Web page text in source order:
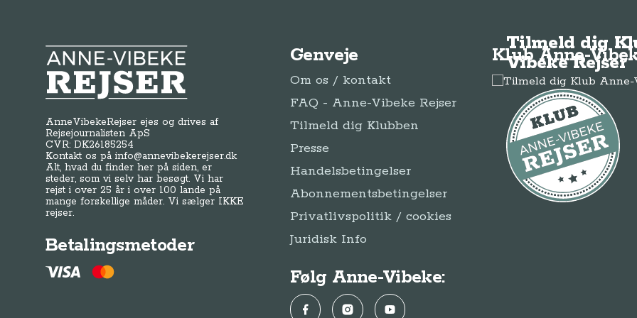
Anne-Vibeke Rejser
AnneVibekeRejser ejes og drives af
Rejsejournalisten ApS
CVR: DK26185254
Kontakt os påinfo@annevibekerejser.dk
Alt, hvad du finder her på siden, er
steder, som vi selv har besøgt. Vi har
rejst i over 25 år i over 100 lande på
mange forskellige måder. Vi sælger IKKE
rejser.
Betalingsmetoder
Genveje
Om os / kontakt
FAQ - Anne-Vibeke Rejser
Tilmeld dig Klubben
Presse
Handelsbetingelser
Abonnementsbetingelser
Privatlivspolitik / cookies
Juridisk Info
Følg Anne-Vibeke:
FacebookInstagramYouTube
Klub Anne-
Tilmeld dig
Vibeke Rejser